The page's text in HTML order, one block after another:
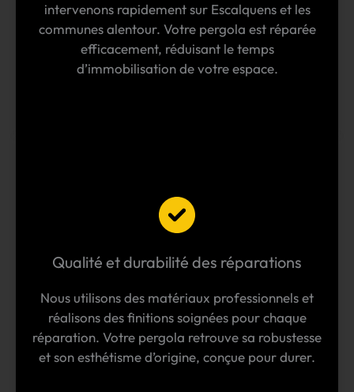
intervenons rapidement sur Escalquens et les
communes alentour. Votre pergola est réparée
efficacement, réduisant le temps
d’immobilisation de votre espace.
Qualité et durabilité des réparations
Nous utilisons des matériaux professionnels et
réalisons des finitions soignées pour chaque
réparation. Votre pergola retrouve sa robustesse
et son esthétisme d’origine, conçue pour durer.